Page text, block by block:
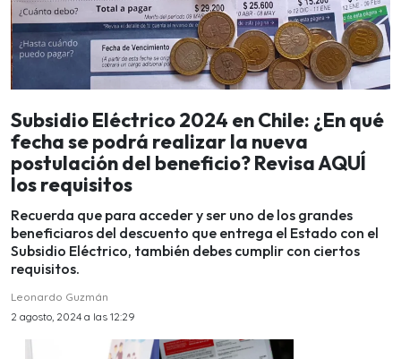
Subsidio Eléctrico 2024 en Chile: ¿En qué
fecha se podrá realizar la nueva
postulación del beneficio? Revisa AQUÍ
los requisitos
Recuerda que para acceder y ser uno de los grandes
beneficiaros del descuento que entrega el Estado con el
Subsidio Eléctrico, también debes cumplir con ciertos
requisitos.
Leonardo Guzmán
2 agosto, 2024 a las 12:29